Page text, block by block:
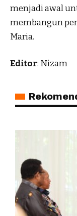
menjadi awal
membangun
Maria.
Editor: Nizam